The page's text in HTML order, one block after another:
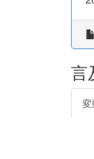
言
変